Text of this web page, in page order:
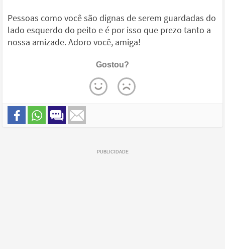
Pessoas como você são dignas de serem guardadas do
lado esquerdo do peito e é por isso que prezo tanto a
nossa amizade. Adoro você, amiga!
Gostou?